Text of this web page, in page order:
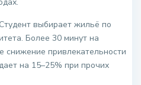
Студент выбирает жильё по
Более 30 минут на
снижение привлекательности
на 15–25% при прочих